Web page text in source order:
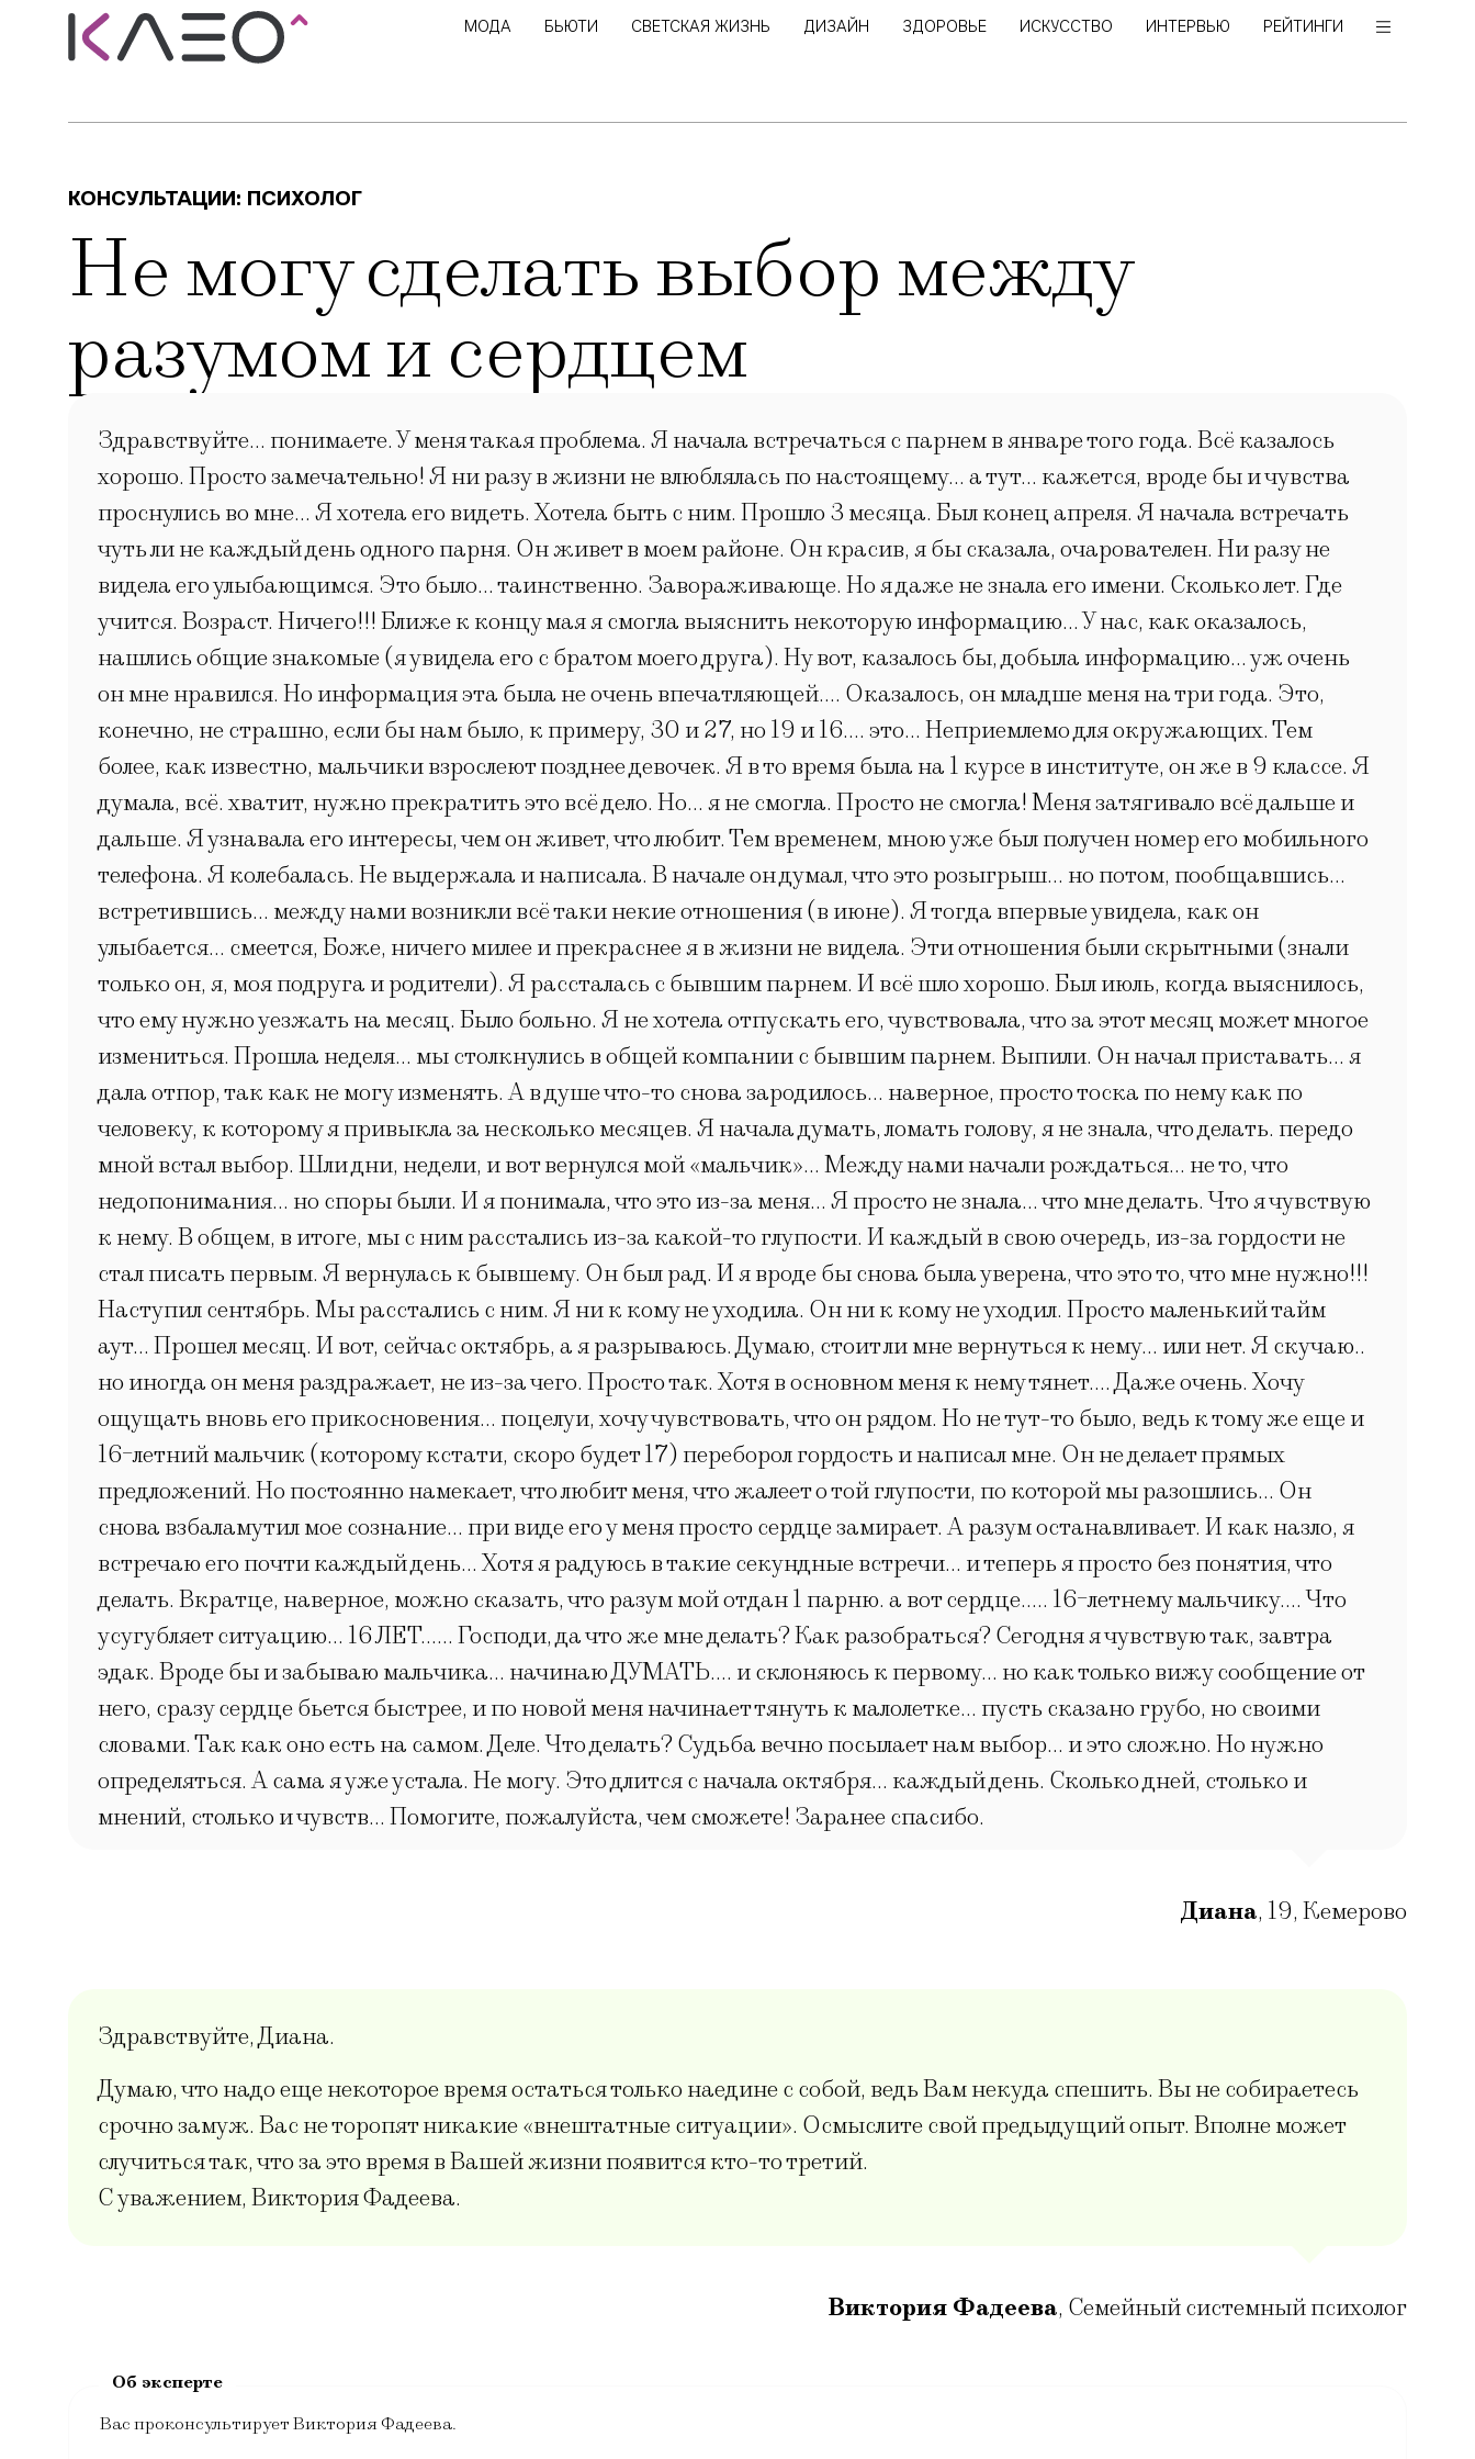
МОДА БЬЮТИ СВЕТСКАЯ ЖИЗНЬ ДИЗАЙН ЗДОРОВЬЕ ИСКУССТВО ИНТЕРВЬЮ РЕЙТИНГИ
КОНСУЛЬТАЦИИ: ПСИХОЛОГ
Не могу сделать выбор между
разумом и сердцем
Здравствуйте… понимаете. У меня такая проблема. Я начала встречаться с парнем в январе того года. Всё казалось
хорошо. Просто замечательно! Я ни разу в жизни не влюблялась по настоящему… а тут… кажется, вроде бы и чувства
проснулись во мне… Я хотела его видеть. Хотела быть с ним. Прошло 3 месяца. Был конец апреля. Я начала встречать
чуть ли не каждый день одного парня. Он живет в моем районе. Он красив, я бы сказала, очарователен. Ни разу не
видела его улыбающимся. Это было… таинственно. Завораживающе. Но я даже не знала его имени. Сколько лет. Где
учится. Возраст. Ничего!!! Ближе к концу мая я смогла выяснить некоторую информацию… У нас, как оказалось,
нашлись общие знакомые (я увидела его с братом моего друга). Ну вот, казалось бы, добыла информацию… уж очень
он мне нравился. Но информация эта была не очень впечатляющей…. Оказалось, он младше меня на три года. Это,
конечно, не страшно, если бы нам было, к примеру, 30 и 27, но 19 и 16…. это… Неприемлемо для окружающих. Тем
более, как известно, мальчики взрослеют позднее девочек. Я в то время была на 1 курсе в институте, он же в 9 классе. Я
думала, всё. хватит, нужно прекратить это всё дело. Но… я не смогла. Просто не смогла! Меня затягивало всё дальше и
дальше. Я узнавала его интересы, чем он живет, что любит. Тем временем, мною уже был получен номер его мобильного
телефона. Я колебалась. Не выдержала и написала. В начале он думал, что это розыгрыш… но потом, пообщавшись…
встретившись… между нами возникли всё таки некие отношения (в июне). Я тогда впервые увидела, как он
улыбается… смеется, Боже, ничего милее и прекраснее я в жизни не видела. Эти отношения были скрытными (знали
только он, я, моя подруга и родители). Я рассталась с бывшим парнем. И всё шло хорошо. Был июль, когда выяснилось,
что ему нужно уезжать на месяц. Было больно. Я не хотела отпускать его, чувствовала, что за этот месяц может многое
измениться. Прошла неделя… мы столкнулись в общей компании с бывшим парнем. Выпили. Он начал приставать… я
дала отпор, так как не могу изменять. А в душе что-то снова зародилось… наверное, просто тоска по нему как по
человеку, к которому я привыкла за несколько месяцев. Я начала думать, ломать голову, я не знала, что делать. передо
мной встал выбор. Шли дни, недели, и вот вернулся мой «мальчик»… Между нами начали рождаться… не то, что
недопонимания… но споры были. И я понимала, что это из-за меня… Я просто не знала… что мне делать. Что я чувствую
к нему. В общем, в итоге, мы с ним расстались из-за какой-то глупости. И каждый в свою очередь, из-за гордости не
стал писать первым. Я вернулась к бывшему. Он был рад. И я вроде бы снова была уверена, что это то, что мне нужно!!!
Наступил сентябрь. Мы расстались с ним. Я ни к кому не уходила. Он ни к кому не уходил. Просто маленький тайм
аут… Прошел месяц. И вот, сейчас октябрь, а я разрываюсь. Думаю, стоит ли мне вернуться к нему… или нет. Я скучаю..
но иногда он меня раздражает, не из-за чего. Просто так. Хотя в основном меня к нему тянет…. Даже очень. Хочу
ощущать вновь его прикосновения… поцелуи, хочу чувствовать, что он рядом. Но не тут-то было, ведь к тому же еще и
16-летний мальчик (которому кстати, скоро будет 17) переборол гордость и написал мне. Он не делает прямых
предложений. Но постоянно намекает, что любит меня, что жалеет о той глупости, по которой мы разошлись… Он
снова взбаламутил мое сознание… при виде его у меня просто сердце замирает. А разум останавливает. И как назло, я
встречаю его почти каждый день… Хотя я радуюсь в такие секундные встречи… и теперь я просто без понятия, что
делать. Вкратце, наверное, можно сказать, что разум мой отдан 1 парню. а вот сердце….. 16-летнему мальчику…. Что
усугубляет ситуацию… 16 ЛЕТ…… Господи, да что же мне делать? Как разобраться? Сегодня я чувствую так, завтра
эдак. Вроде бы и забываю мальчика… начинаю ДУМАТЬ…. и склоняюсь к первому… но как только вижу сообщение от
него, сразу сердце бьется быстрее, и по новой меня начинает тянуть к малолетке… пусть сказано грубо, но своими
словами. Так как оно есть на самом. Деле. Что делать? Судьба вечно посылает нам выбор… и это сложно. Но нужно
определяться. А сама я уже устала. Не могу. Это длится с начала октября… каждый день. Сколько дней, столько и
мнений, столько и чувств… Помогите, пожалуйста, чем сможете! Заранее спасибо.
Диана, 19, Кемерово
Здравствуйте, Диана.
Думаю, что надо еще некоторое время остаться только наедине с собой, ведь Вам некуда спешить. Вы не собираетесь
срочно замуж. Вас не торопят никакие «внештатные ситуации». Осмыслите свой предыдущий опыт. Вполне может
случиться так, что за это время в Вашей жизни появится кто-то третий.
С уважением, Виктория Фадеева.
Виктория Фадеева, Семейный системный психолог
Вас проконсультирует Виктория Фадеева.